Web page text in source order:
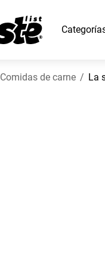
Comidas de carne La